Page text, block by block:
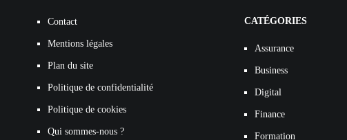
Contact
Mentions légales
Plan du site
Politique de confidentialité
Politique de cookies
Qui sommes-nous ?
CATÉGORIES
Assurance
Business
Digital
Finance
Formation